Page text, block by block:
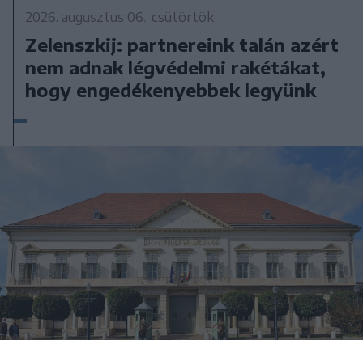
2026. augusztus 06., csütörtök
Zelenszkij: partnereink talán azért
nem adnak légvédelmi rakétákat,
hogy engedékenyebbek legyünk